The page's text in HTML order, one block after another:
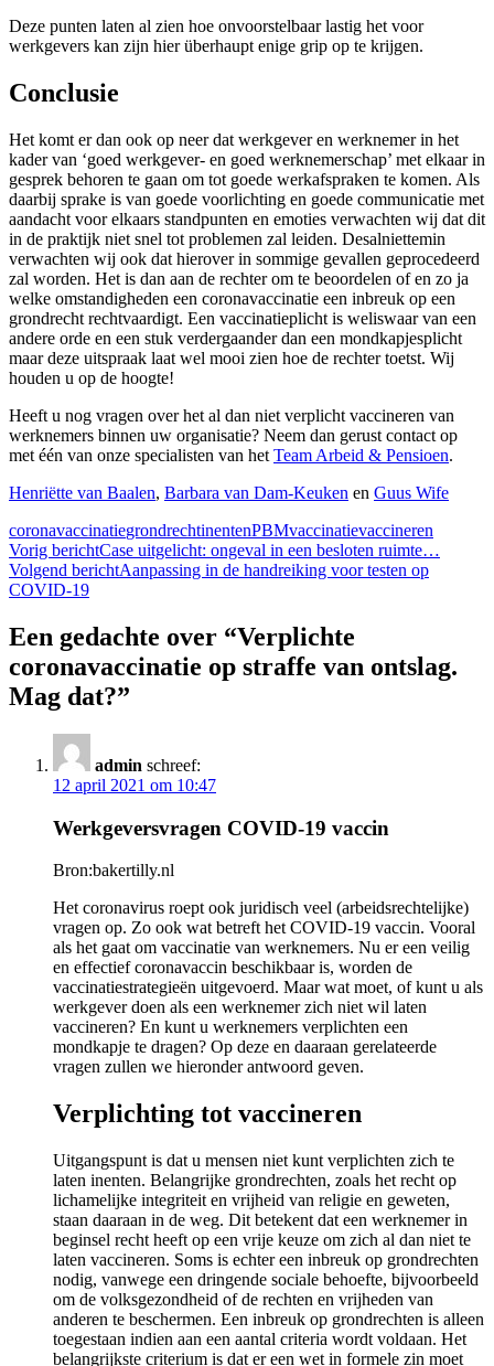
Deze punten laten al zien hoe onvoorstelbaar lastig het voor
werkgevers kan zijn hier überhaupt enige grip op te krijgen.
Conclusie
Het komt er dan ook op neer dat werkgever en werknemer in het
kader van ‘goed werkgever- en goed werknemerschap’ met elkaar in
gesprek behoren te gaan om tot goede werkafspraken te komen. Als
daarbij sprake is van goede voorlichting en goede communicatie met
aandacht voor elkaars standpunten en emoties verwachten wij dat dit
in de praktijk niet snel tot problemen zal leiden. Desalniettemin
verwachten wij ook dat hierover in sommige gevallen geprocedeerd
zal worden. Het is dan aan de rechter om te beoordelen of en zo ja
welke omstandigheden een coronavaccinatie een inbreuk op een
grondrecht rechtvaardigt. Een vaccinatieplicht is weliswaar van een
andere orde en een stuk verdergaander dan een mondkapjesplicht
maar deze uitspraak laat wel mooi zien hoe de rechter toetst. Wij
houden u op de hoogte!
Heeft u nog vragen over het al dan niet verplicht vaccineren van
werknemers binnen uw organisatie? Neem dan gerust contact op
met één van onze specialisten van het Team Arbeid & Pensioen.
Henriëtte van Baalen, Barbara van Dam-Keuken en Guus Wife
coronavaccinatiegrondrechtinentenPBMvaccinatievaccineren
Bericht
navigatie
Vorig berichtCase uitgelicht: ongeval in een besloten ruimte…
Volgend berichtAanpassing in de handreiking voor testen op
COVID-19
Een gedachte over “Verplichte
coronavaccinatie op straffe van ontslag.
Mag dat?”
admin schreef:
12 april 2021 om 10:47
Werkgeversvragen COVID-19 vaccin
Bron:bakertilly.nl
Het coronavirus roept ook juridisch veel (arbeidsrechtelijke)
vragen op. Zo ook wat betreft het COVID-19 vaccin. Vooral
als het gaat om vaccinatie van werknemers. Nu er een veilig
en effectief coronavaccin beschikbaar is, worden de
vaccinatiestrategieën uitgevoerd. Maar wat moet, of kunt u als
werkgever doen als een werknemer zich niet wil laten
vaccineren? En kunt u werknemers verplichten een
mondkapje te dragen? Op deze en daaraan gerelateerde
vragen zullen we hieronder antwoord geven.
Verplichting tot vaccineren
Uitgangspunt is dat u mensen niet kunt verplichten zich te
laten inenten. Belangrijke grondrechten, zoals het recht op
lichamelijke integriteit en vrijheid van religie en geweten,
staan daaraan in de weg. Dit betekent dat een werknemer in
beginsel recht heeft op een vrije keuze om zich al dan niet te
laten vaccineren. Soms is echter een inbreuk op grondrechten
nodig, vanwege een dringende sociale behoefte, bijvoorbeeld
om de volksgezondheid of de rechten en vrijheden van
anderen te beschermen. Een inbreuk op grondrechten is alleen
toegestaan indien aan een aantal criteria wordt voldaan. Het
belangrijkste criterium is dat er een wet in formele zin moet